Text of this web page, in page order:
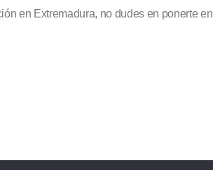
en Extremadura, no dudes en ponerte en